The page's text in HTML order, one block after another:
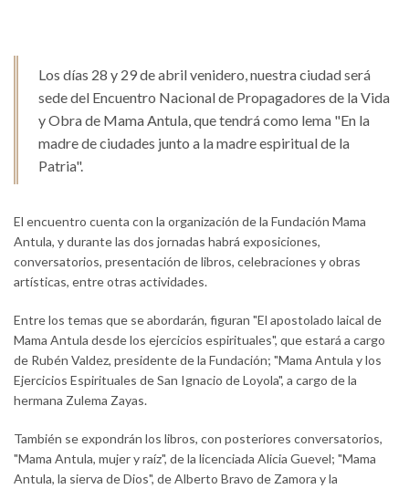
Los días 28 y 29 de abril venidero, nuestra ciudad será
sede del Encuentro Nacional de Propagadores de la Vida
y Obra de Mama Antula, que tendrá como lema "En la
madre de ciudades junto a la madre espiritual de la
Patria".
El encuentro cuenta con la organización de la Fundación Mama
Antula, y durante las dos jornadas habrá exposiciones,
conversatorios, presentación de libros, celebraciones y obras
artísticas, entre otras actividades.
Entre los temas que se abordarán, figuran "El apostolado laical de
Mama Antula desde los ejercicios espirituales", que estará a cargo
de Rubén Valdez, presidente de la Fundación; "Mama Antula y los
Ejercicios Espirituales de San Ignacio de Loyola", a cargo de la
hermana Zulema Zayas.
También se expondrán los libros, con posteriores conversatorios,
"Mama Antula, mujer y raíz", de la licenciada Alicia Guevel; "Mama
Antula, la sierva de Dios", de Alberto Bravo de Zamora y la